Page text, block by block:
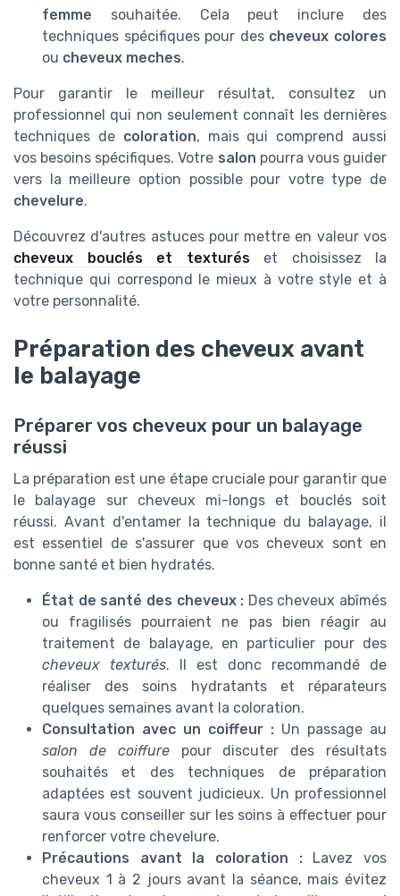
femme souhaitée. Cela peut inclure des
techniques spécifiques pour des cheveux colores
ou cheveux meches.
Pour garantir le meilleur résultat, consultez un
professionnel qui non seulement connaît les dernières
techniques de coloration, mais qui comprend aussi
vos besoins spécifiques. Votre salon pourra vous guider
vers la meilleure option possible pour votre type de
chevelure.
Découvrez d'autres astuces pour mettre en valeur vos
cheveux bouclés et texturéset choisissez la
technique qui correspond le mieux à votre style et à
votre personnalité.
Préparation des cheveux avant
le balayage
Préparer vos cheveux pour un balayage
réussi
La préparation est une étape cruciale pour garantir que
le balayage sur cheveux mi-longs et bouclés soit
réussi. Avant d'entamer la technique du balayage, il
est essentiel de s'assurer que vos cheveux sont en
bonne santé et bien hydratés.
État de santé des cheveux : Des cheveux abîmés
ou fragilisés pourraient ne pas bien réagir au
traitement de balayage, en particulier pour des
cheveux texturés. Il est donc recommandé de
réaliser des soins hydratants et réparateurs
quelques semaines avant la coloration.
Consultation avec un coiffeur : Un passage au
salon de coiffurepour discuter des résultats
souhaités et des techniques de préparation
adaptées est souvent judicieux. Un professionnel
saura vous conseiller sur les soins à effectuer pour
renforcer votre chevelure.
Précautions avant la coloration :Lavez vos
cheveux 1 à 2 jours avant la séance, mais évitez